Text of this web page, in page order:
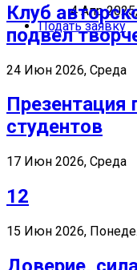
4 Апр
Подать заявку
Клуб
подвел
24 Июн 2026, Среда
Презентация
студентов
17 Июн 2026, Среда
12
15 Июн 2026,